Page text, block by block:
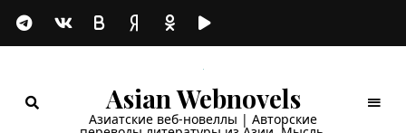
Asian Webnovels
Азиатские веб-новеллы | Авторские